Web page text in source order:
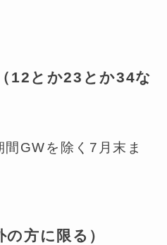
12とか23とか34な
GWを除く7月末ま
方に限る）